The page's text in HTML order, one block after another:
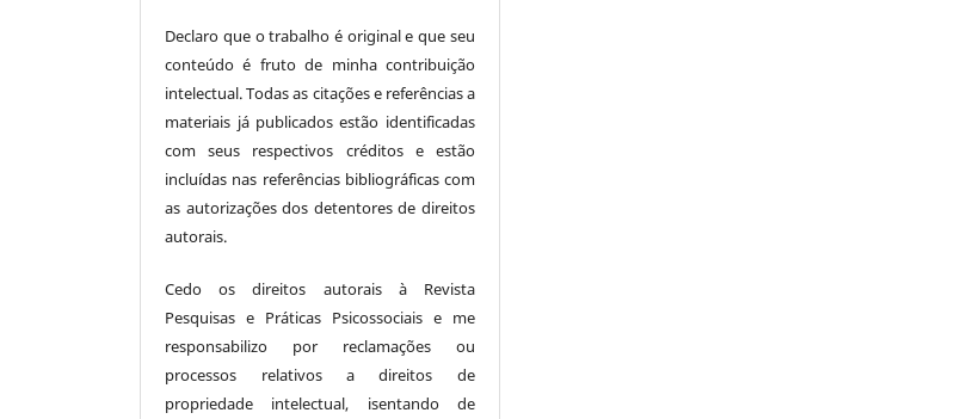
Declaro que o trabalho é original e que seu
conteúdo é fruto de minha contribuição
intelectual. Todas as citações e referências a
materiais já publicados estão identificadas
com seus respectivos créditos e estão
incluídas nas referências bibliográficas com
as autorizações dos detentores de direitos
autorais.
Cedo os direitos autorais à Revista
Pesquisas e Práticas Psicossociais e me
responsabilizo por reclamações ou
processos relativos a direitos de
propriedade intelectual, isentando de